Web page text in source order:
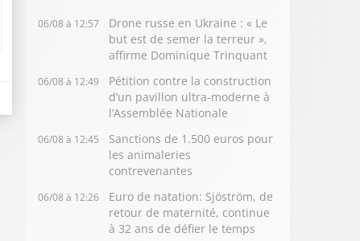
06/08 à 12:57
Drone russe en Ukraine : « Le
but est de semer la terreur »,
affirme Dominique Trinquant
06/08 à 12:49
Pétition contre la construction
d’un pavillon ultra-moderne à
l’Assemblée Nationale
06/08 à 12:45
Sanctions de 1.500 euros pour
les animaleries
contrevenantes
06/08 à 12:26
Euro de natation: Sjöström, de
retour de maternité, continue
à 32 ans de défier le temps